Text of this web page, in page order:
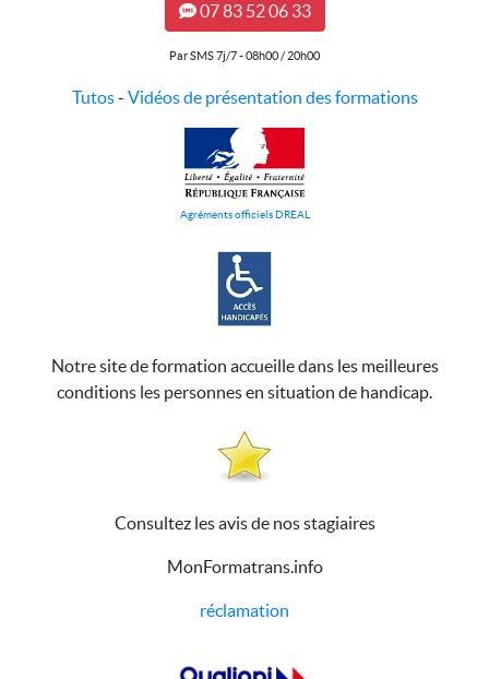
07 83 52 06 33
Par SMS 7j/7 - 08h00 / 20h00
Tutos- Vidéos de présentation des formations
Agréments officiels DREAL
Notre site de formation accueille dans les meilleures
conditions les personnes en situation de handicap.
Consultez les avis de nos stagiaires
MonFormatrans.info
réclamation